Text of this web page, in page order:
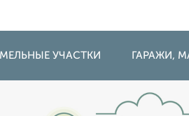
УЧАСТКИ ГАРАЖИ,